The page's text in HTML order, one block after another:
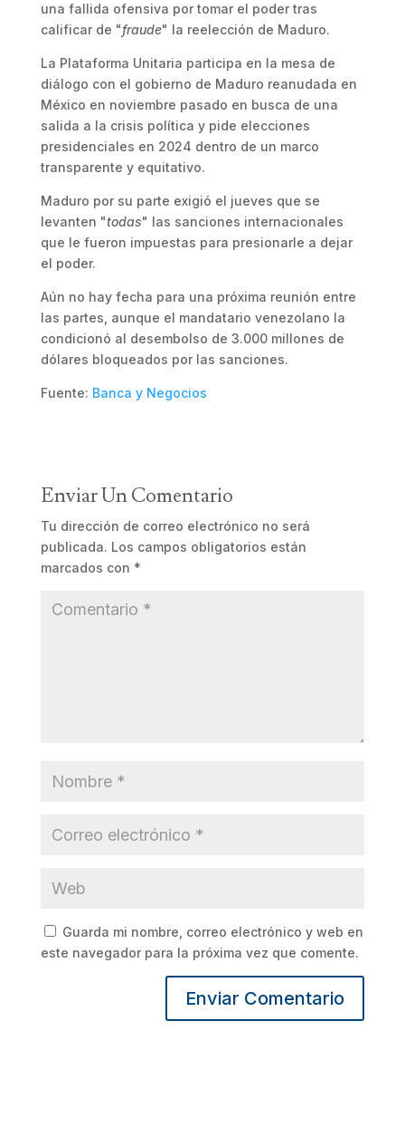
una fallida ofensiva por tomar el poder tras
calificar de "fraude" la reelección de Maduro.
La Plataforma Unitaria participa en la mesa de
diálogo con el gobierno de Maduro reanudada en
México en noviembre pasado en busca de una
salida a la crisis política y pide elecciones
presidenciales en 2024 dentro de un marco
transparente y equitativo.
Maduro por su parte exigió el jueves que se
levanten "todas" las sanciones internacionales
que le fueron impuestas para presionarle a dejar
el poder.
Aún no hay fecha para una próxima reunión entre
las partes, aunque el mandatario venezolano la
condicionó al desembolso de 3.000 millones de
dólares bloqueados por las sanciones.
Fuente: Banca y Negocios
Enviar Un Comentario
Tu dirección de correo electrónico no será
publicada. Los campos obligatorios están
marcados con *
Guarda mi nombre, correo electrónico y web en
este navegador para la próxima vez que comente.